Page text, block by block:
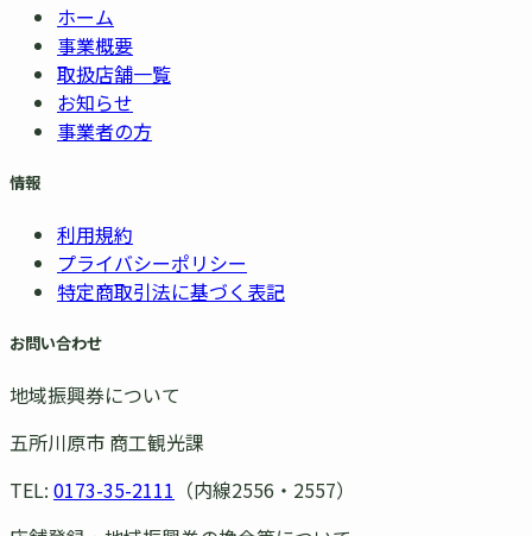
ホーム
事業概要
取扱店舗一覧
お知らせ
事業者の方
情報
利用規約
プライバシーポリシー
特定商取引法に基づく表記
お問い合わせ
地域振興券について
五所川原市 商工観光課
TEL: 0173-35-2111 （内線2556・2557）